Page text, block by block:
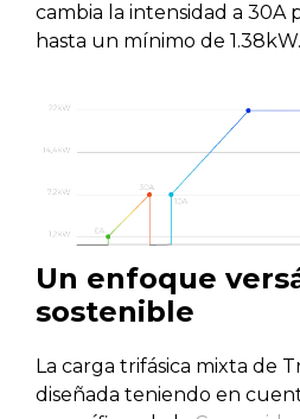
cambia la intensidad a 30A
hasta un mínimo de 1.38kW.
Un enfoque
sostenible
La carga trifásica mixta de
diseñada teniendo en